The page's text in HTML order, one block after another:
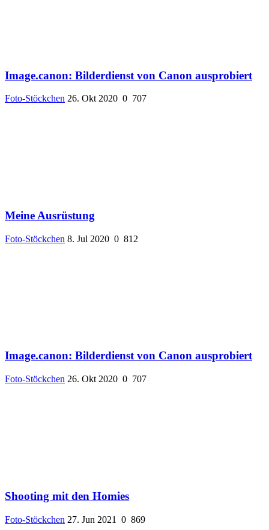
Image.canon: Bilderdienst von Canon ausprobiert
Foto-Stöckchen 26. Okt 2020 0 707
Meine Ausrüstung
Foto-Stöckchen 8. Jul 2020 0 812
Image.canon: Bilderdienst von Canon ausprobiert
Foto-Stöckchen 26. Okt 2020 0 707
Shooting mit den Homies
Foto-Stöckchen 27. Jun 2021 0 869